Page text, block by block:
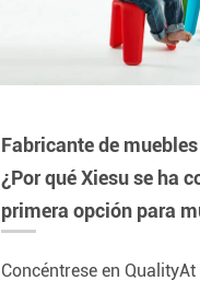
Fabricante de
¿Por qué Xiesu se ha
primera opción para
Concéntrese en